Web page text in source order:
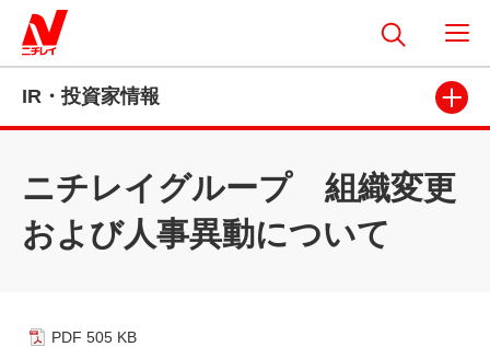
IR・投資家情報
ニチレイグループ 組織変更
および人事異動について
PDF 505 KB